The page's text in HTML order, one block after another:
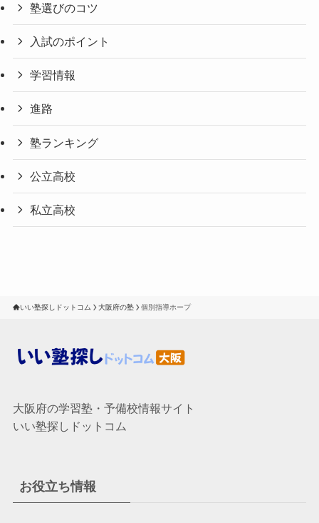
塾選びのコツ
入試のポイント
学習情報
進路
塾ランキング
公立高校
私立高校
いい塾探しドットコム 大阪府の塾 個別指導ホープ
大阪府の学習塾・予備校情報サイト
いい塾探しドットコム
お役立ち情報